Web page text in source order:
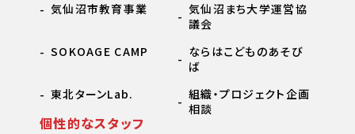
気仙沼市教育事業
気仙沼まち大学運営協
議会
SOKOAGE CAMP
ならはこどものあそび
ば
東北ターンLab.
組織・プロジェクト企画
相談
個性的なスタッフ